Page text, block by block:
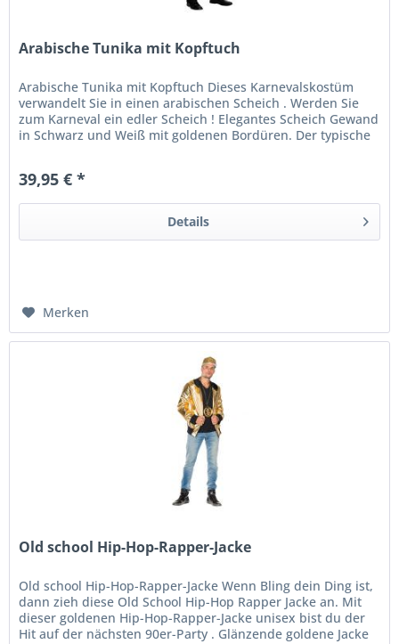
Arabische Tunika mit Kopftuch
Arabische Tunika mit Kopftuch Dieses Karnevalskostüm
verwandelt Sie in einen arabischen Scheich . Werden Sie
zum Karneval ein edler Scheich ! Elegantes Scheich Gewand
in Schwarz und Weiß mit goldenen Bordüren. Der typische
39,95 € *
Details
Merken
Old school Hip-Hop-Rapper-Jacke
Old school Hip-Hop-Rapper-Jacke Wenn Bling dein Ding ist,
dann zieh diese Old School Hip-Hop Rapper Jacke an. Mit
dieser goldenen Hip-Hop-Rapper-Jacke unisex bist du der
Hit auf der nächsten 90er-Party . Glänzende goldene Jacke